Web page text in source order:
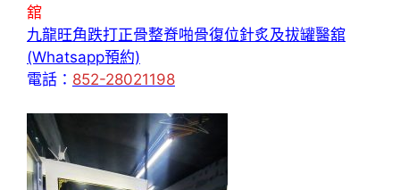
舘
九龍旺角跌打正骨整脊啪骨復位針炙及拔罐醫舘
(Whatsapp預約)
電話： 852-28021198